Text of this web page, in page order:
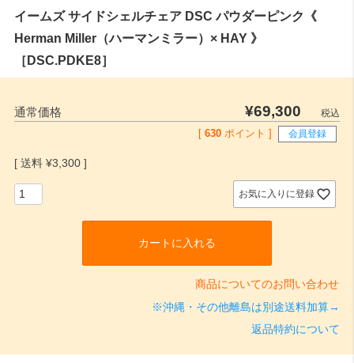
イームズ サイドシェルチェア DSC パウダーピンク《
Herman Miller（ハーマンミラー）× HAY 》
［DSC.PDKE8］
通常価格 ¥69,300
税込
630 ポイント ] 会員登録
¥3,300
お気に入りに登録
カートに入れる
商品についてのお問い合わせ
※沖縄・その他離島は別途送料加算→
返品特約について